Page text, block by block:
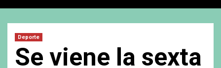
Deporte
Se viene la sexta